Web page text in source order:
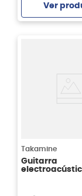
Ver
Takamine
Guitarra